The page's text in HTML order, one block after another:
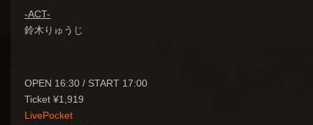
-ACT-
鈴木りゅうじ
OPEN 16:30 / START 17:00
Ticket ¥1,919
LivePocket